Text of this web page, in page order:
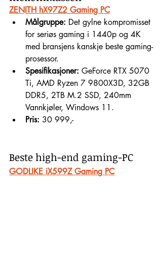
ZENITH hX97Z2 Gaming PC
Målgruppe: Det gylne kompromisset
for seriøs gaming i 1440p og 4K
med bransjens kanskje beste gaming-
prosessor.
Spesifikasjoner: GeForce RTX 5070
Ti, AMD Ryzen 7 9800X3D, 32GB
DDR5, 2TB M.2 SSD, 240mm
Vannkjøler, Windows 11.
Pris: 30 999,-
Beste high-end gaming-PC
GODLIKE iX599Z Gaming PC